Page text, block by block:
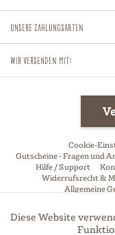
Unsere Zahlungsarten
Wir versenden mit:
Cookie-
Gutscheine - Fragen und
Hilfe / Support
Widerrufsrecht &
Allgemeine
* Alle Preise inkl.
Funktionale
Diese Website